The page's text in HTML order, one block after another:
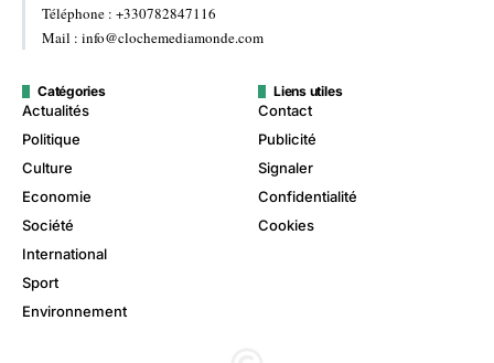
Téléphone : +330782847116
Mail : info@clochemediamonde.com
Catégories
Actualités
Politique
Culture
Economie
Société
International
Sport
Environnement
Liens utiles
Contact
Publicité
Signaler
Confidentialité
Cookies